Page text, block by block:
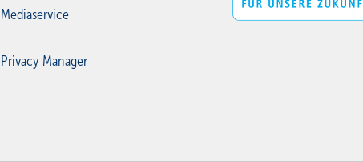
Mediaservice
Privacy Manager